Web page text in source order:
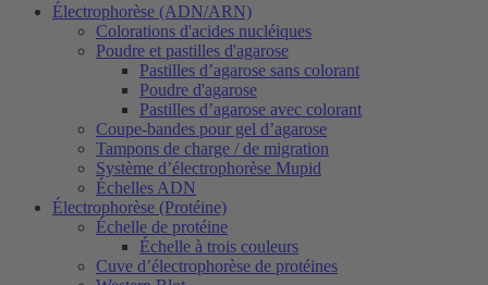
Électrophorèse (ADN/ARN)
Colorations d'acides nucléiques
Poudre et pastilles d'agarose
Pastilles d’agarose sans colorant
Poudre d'agarose
Pastilles d’agarose avec colorant
Coupe-bandes pour gel d’agarose
Tampons de charge / de migration
Système d’électrophorèse Mupid
Échelles ADN
Électrophorèse (Protéine)
Échelle de protéine
Échelle à trois couleurs
Cuve d’électrophorèse de protéines